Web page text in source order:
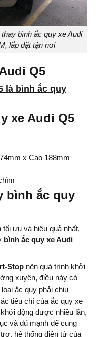
bình ắc quy xe Audi
lắp đặt tận nơi
Q5
là bình ắc quy
xe Audi Q5
x Cao 188mm
bình ắc quy
tối ưu và hiệu quả nhất,
bình ắc quy xe Audi
Stop nên quá trình khởi
xuyên, điều này có
loại ắc quy phải chịu
tiêu chí của ắc quy xe
động được nhiều lần,
và đủ mạnh để cung
hệ thống điện tử của